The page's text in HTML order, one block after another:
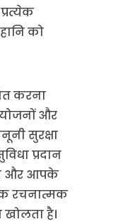
को
करना
और
सुरक्षा
प्रदान
और आपके
रचनात्मक
खोलता है।